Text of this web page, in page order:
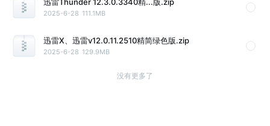
2025-6-28 111.1MB
迅雷X、迅雷v12.0.11.2510精简绿色版.zip
2025-6-28 129.9MB
没有更多了